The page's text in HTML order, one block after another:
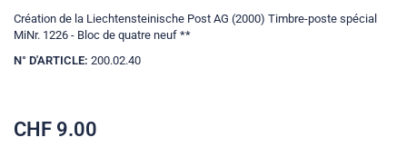
Création de la Liechtensteinische Post AG (2000) Timbre-poste spécial
MiNr. 1226 - Bloc de quatre neuf **
N° D'ARTICLE: 200.02.40
CHF 9.00